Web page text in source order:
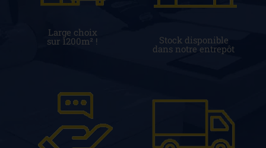
Large choix
sur 1200m² ! Stock disponible
dans notre entrepôt